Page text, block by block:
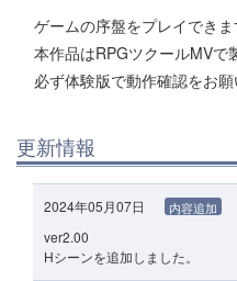
ゲームの序盤をプレイできま
本作品はRPGツクールMVで
必ず体験版で動作確認をお願
更新情報
2024年05月07日 内容追加
ver2.00
Hシーンを追加しました。